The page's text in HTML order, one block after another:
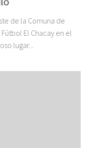
de la Comuna de
El Chacay en el
lugar...